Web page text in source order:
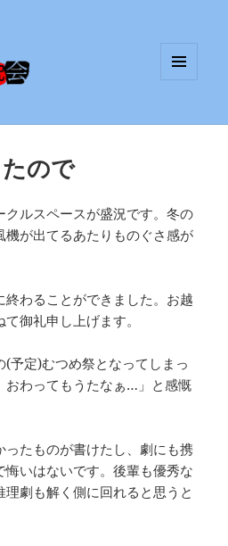
ので
クルスペースが盛況です。冬の
機が出てるあたりものぐさ感が
わることができました。お越
御礼申し上げます。
予定)むつめ祭となってしまっ
おわってもうたなぁ…」と感慨
ったものが書けたし、劇にも携
いはないです。後輩も優秀な
劇も解く側に回れると思うと